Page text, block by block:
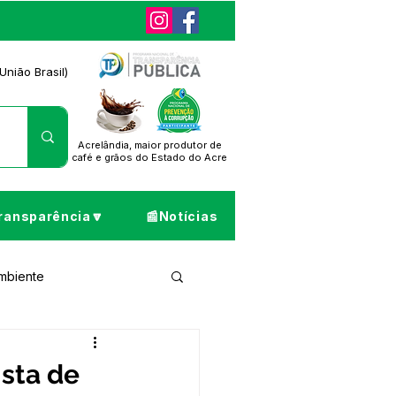
Brasil)
Acrelândia, maior produtor de
café e grãos do Estado do Acre
📰Notícias
de